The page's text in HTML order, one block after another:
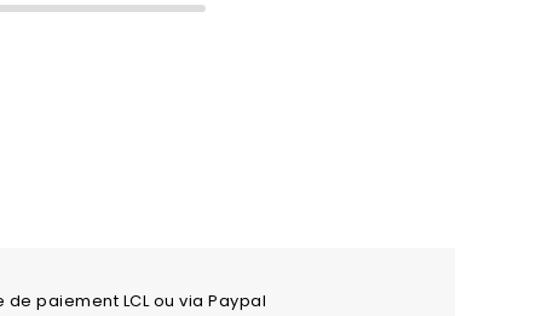
paiement LCL ou via Paypal